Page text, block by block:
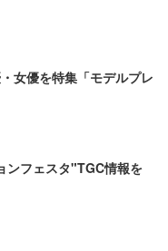
女優を特集「モデルプレ
ンフェスタ"TGC情報を